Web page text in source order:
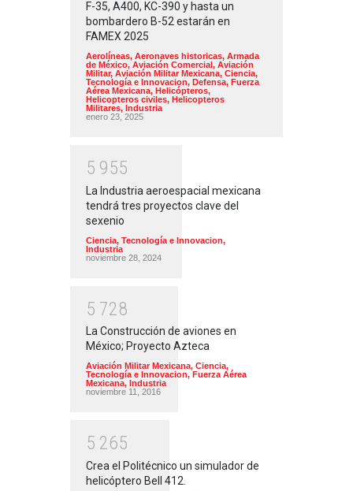
F-35, A400, KC-390 y hasta un
bombardero B-52 estarán en
FAMEX 2025
Aerolíneas, Aeronaves historicas, Armada
de México, Aviación Comercial, Aviación
Militar, Aviación Militar Mexicana, Ciencia,
Tecnología e Innovacion, Defensa, Fuerza
Aérea Mexicana, Helicópteros,
Helicopteros civiles, Helicopteros
Militares, Industria
enero 23, 2025
5 955
La Industria aeroespacial mexicana
tendrá tres proyectos clave del
sexenio
Ciencia, Tecnología e Innovacion,
Industria
noviembre 28, 2024
5 728
La Construcción de aviones en
México; Proyecto Azteca
Aviación Militar Mexicana, Ciencia,
Tecnología e Innovacion, Fuerza Aérea
Mexicana, Industria
noviembre 11, 2016
5 265
Crea el Politécnico un simulador de
helicóptero Bell 412.